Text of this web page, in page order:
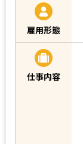
雇用形態
仕事内容